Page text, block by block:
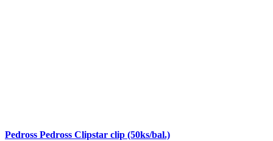
Pedross Pedross Clipstar clip (50ks/bal.)